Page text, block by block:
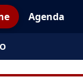
Agenda